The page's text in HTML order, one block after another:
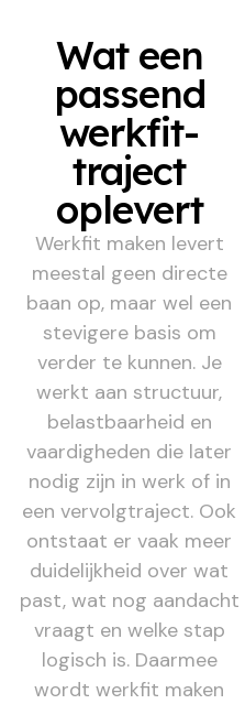
Wat een
passend
werkfit-
traject
oplevert
Werkfit maken levert
meestal geen directe
baan op, maar wel een
stevigere basis om
verder te kunnen. Je
werkt aan structuur,
belastbaarheid en
vaardigheden die later
nodig zijn in werk of in
een vervolgtraject. Ook
ontstaat er vaak meer
duidelijkheid over wat
past, wat nog aandacht
vraagt en welke stap
logisch is. Daarmee
wordt werkfit maken